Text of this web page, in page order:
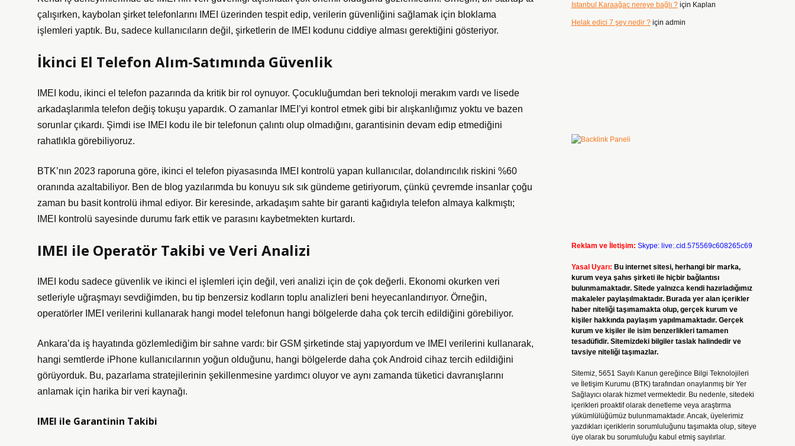
çalışırken, kaybolan şirket telefonlarını IMEI üzerinden tespit edip, verilerin güvenliğini sağlamak için bloklama
işlemleri yaptık. Bu, sadece kullanıcıların değil, şirketlerin de IMEI kodunu ciddiye alması gerektiğini gösteriyor.
İkinci El Telefon Alım-Satımında Güvenlik
IMEI kodu, ikinci el telefon pazarında da kritik bir rol oynuyor. Çocukluğumdan beri teknoloji merakım vardı ve lisede
arkadaşlarımla telefon değiş tokuşu yapardık. O zamanlar IMEI’yi kontrol etmek gibi bir alışkanlığımız yoktu ve bazen
sorunlar çıkardı. Şimdi ise IMEI kodu ile bir telefonun çalıntı olup olmadığını, garantisinin devam edip etmediğini
rahatlıkla görebiliyoruz.
BTK’nın 2023 raporuna göre, ikinci el telefon piyasasında IMEI kontrolü yapan kullanıcılar, dolandırıcılık riskini %60
oranında azaltabiliyor. Ben de blog yazılarımda bu konuyu sık sık gündeme getiriyorum, çünkü çevremde insanlar çoğu
zaman bu basit kontrolü ihmal ediyor. Bir keresinde, arkadaşım sahte bir garanti kağıdıyla telefon almaya kalkmıştı;
IMEI kontrolü sayesinde durumu fark ettik ve parasını kaybetmekten kurtardı.
IMEI ile Operatör Takibi ve Veri Analizi
IMEI kodu sadece güvenlik ve ikinci el işlemleri için değil, veri analizi için de çok değerli. Ekonomi okurken veri
setleriyle uğraşmayı sevdiğimden, bu tip benzersiz kodların toplu analizleri beni heyecanlandırıyor. Örneğin,
operatörler IMEI verilerini kullanarak hangi model telefonun hangi bölgelerde daha çok tercih edildiğini görebiliyor.
Ankara’da iş hayatında gözlemlediğim bir sahne vardı: bir GSM şirketinde staj yapıyordum ve IMEI verilerini kullanarak,
hangi semtlerde iPhone kullanıcılarının yoğun olduğunu, hangi bölgelerde daha çok Android cihaz tercih edildiğini
görüyorduk. Bu, pazarlama stratejilerinin şekillenmesine yardımcı oluyor ve aynı zamanda tüketici davranışlarını
anlamak için harika bir veri kaynağı.
IMEI ile Garantinin Takibi
Istanbul Karaağaç nereye bağlı ?için Kaplan
Helak edici 7 şey nedir ?için admin
Reklam ve İletişim: Skype: live:.cid.575569c608265c69
Yasal Uyarı: Bu internet sitesi, herhangi bir marka,
kurum veya şahıs şirketi ile hiçbir bağlantısı
bulunmamaktadır. Sitede yalnızca kendi hazırladığımız
makaleler paylaşılmaktadır. Burada yer alan içerikler
haber niteliği taşımamakta olup, gerçek kurum ve
kişiler hakkında paylaşım yapılmamaktadır. Gerçek
kurum ve kişiler ile isim benzerlikleri tamamen
tesadüfidir. Sitemizdeki bilgiler taslak halindedir ve
tavsiye niteliği taşımazlar.
Sitemiz, 5651 Sayılı Kanun gereğince Bilgi Teknolojileri
ve İletişim Kurumu (BTK) tarafından onaylanmış bir Yer
Sağlayıcı olarak hizmet vermektedir. Bu nedenle, sitedeki
içerikleri proaktif olarak denetleme veya araştırma
yükümlülüğümüz bulunmamaktadır. Ancak, üyelerimiz
yazdıkları içeriklerin sorumluluğunu taşımakta olup, siteye
üye olarak bu sorumluluğu kabul etmiş sayılırlar.